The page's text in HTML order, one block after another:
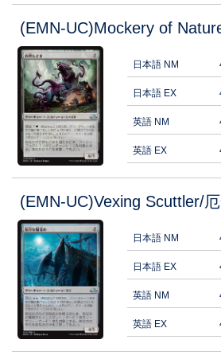
(EMN-UC)Mockery of
日本語 NM
日本語 EX
英語 NM
英語 EX
(EMN-UC)Vexing Scuttler/
日本語 NM
日本語 EX
英語 NM
英語 EX